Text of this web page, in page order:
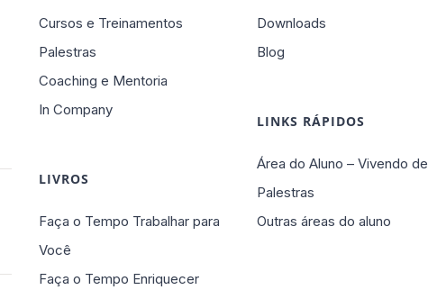
Cursos e Treinamentos
Palestras
Coaching e Mentoria
In Company
LIVROS
Faça o Tempo Trabalhar para
Você
Faça o Tempo Enriquecer
Downloads
Blog
LINKS RÁPIDOS
Área do Aluno – Vivendo de
Palestras
Outras áreas do aluno